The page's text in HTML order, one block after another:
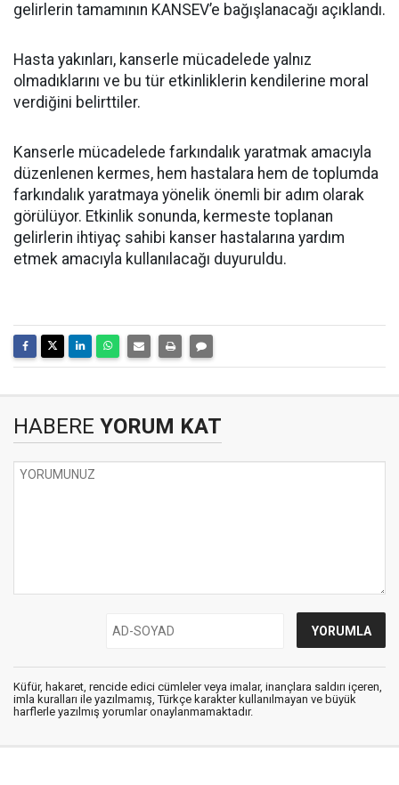
gelirlerin tamamının KANSEV’e bağışlanacağı açıklandı.
Hasta yakınları, kanserle mücadelede yalnız
olmadıklarını ve bu tür etkinliklerin kendilerine moral
verdiğini belirttiler.
Kanserle mücadelede farkındalık yaratmak amacıyla
düzenlenen kermes, hem hastalara hem de toplumda
farkındalık yaratmaya yönelik önemli bir adım olarak
görülüyor. Etkinlik sonunda, kermeste toplanan
gelirlerin ihtiyaç sahibi kanser hastalarına yardım
etmek amacıyla kullanılacağı duyuruldu.
HABERE YORUM KAT
Küfür, hakaret, rencide edici cümleler veya imalar, inançlara saldırı içeren,
imla kuralları ile yazılmamış, Türkçe karakter kullanılmayan ve büyük
harflerle yazılmış yorumlar onaylanmamaktadır.